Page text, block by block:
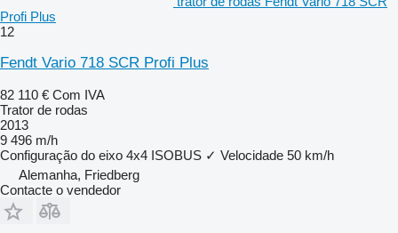
Profi Plus
12
Fendt Vario 718 SCR Profi Plus
82 110 € Com IVA
Trator de rodas
2013
9 496 m/h
Configuração do eixo 4x4 ISOBUS ✓ Velocidade 50 km/h
Alemanha, Friedberg
Contacte o vendedor